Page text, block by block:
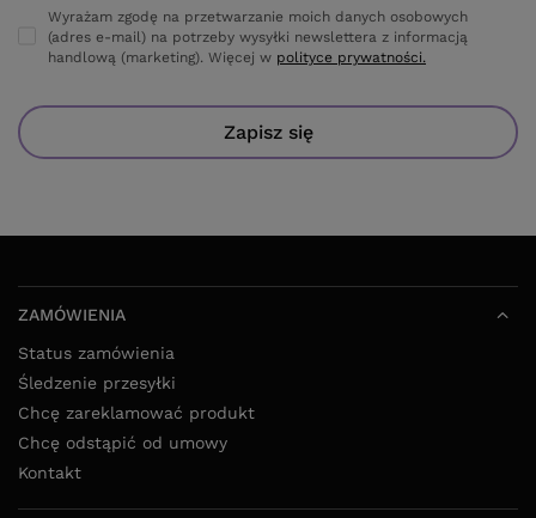
Wyrażam zgodę na przetwarzanie moich danych osobowych
(adres e-mail) na potrzeby wysyłki newslettera z informacją
handlową (marketing). Więcej w polityce prywatności.
Zapisz się
ZAMÓWIENIA
Status zamówienia
Śledzenie przesyłki
Chcę zareklamować produkt
Chcę odstąpić od umowy
Kontakt